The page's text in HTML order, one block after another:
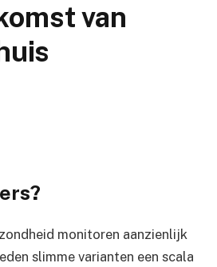
van
monitoren aanzienlijk
slimme varianten een scala